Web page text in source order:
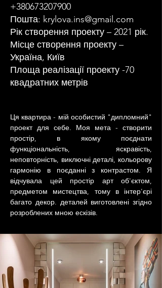
+380673207900
Пошта: krylova.ins@gmail.com
Рік створення проекту – 2021 рік.
Місце створення проекту –
Україна, Київ
Площа реалізації проекту -70
квадратних метрів
Ця квартира - мій особистий "дипломний"
проект для себе. Моя мета - створити
простір, в якому поєднати
функціональність, яскравість,
неповторність, виключні деталі, кольорову
гармонію в поєданні з контрастом. Я
відчувала цей простір арт об'єктом,
предметом мистецтва, тому в інтер'єрі
багато декор. деталей виготовлені згідно
розроблених мною ескізів.